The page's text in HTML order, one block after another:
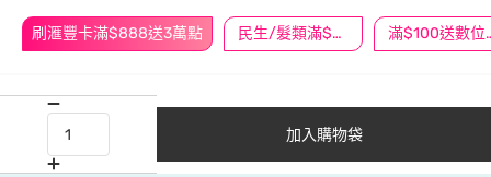
刷滙豐卡滿$888送3萬點 民生/髮類滿$388送舒潔冰巾 滿
加入購物袋